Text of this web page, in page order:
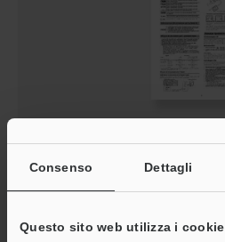
Consenso Dettagli
Questo sito web utilizza i cookie